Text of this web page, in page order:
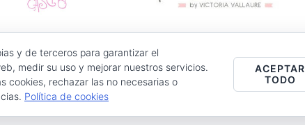
- CP. 30520 - Jumilla (Murcia)
fin de existencias.
Entrega
y de terceros para garantizar el
medir su uso y mejorar nuestros servicios.
cookies, rechazar las no necesarias o
Política de cookies
ACEPTAR
TODO